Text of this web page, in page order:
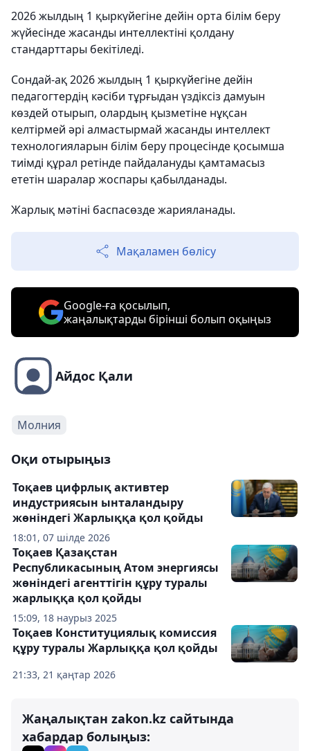
2026 жылдың 1 қыркүйегіне дейін орта білім беру
жүйесінде жасанды интеллектіні қолдану
стандарттары бекітіледі.
Сондай-ақ 2026 жылдың 1 қыркүйегіне дейін
педагогтердің кәсіби тұрғыдан үздіксіз дамуын
көздей отырып, олардың қызметіне нұқсан
келтірмей әрі алмастырмай жасанды интеллект
технологияларын білім беру процесінде қосымша
тиімді құрал ретінде пайдалануды қамтамасыз
ететін шаралар жоспары қабылданады.
Жарлық мәтіні баспасөзде жарияланады.
Мақаламен бөлісу
Google-ға қосылып,
жаңалықтарды бірінші болып оқыңыз
Айдос Қали
Молния
Оқи отырыңыз
18:01, 07 шілде 2026
Тоқаев цифрлық активтер
индустриясын ынталандыру
жөніндегі Жарлыққа қол қойды
15:09, 18 наурыз 2025
Тоқаев Қазақстан
Республикасының Атом энергиясы
жөніндегі агенттігін құру туралы
жарлыққа қол қойды
21:33, 21 қаңтар 2026
Тоқаев Конституциялық комиссия
құру туралы Жарлыққа қол қойды
Жаңалықтан zakon.kz сайтында
хабардар болыңыз: